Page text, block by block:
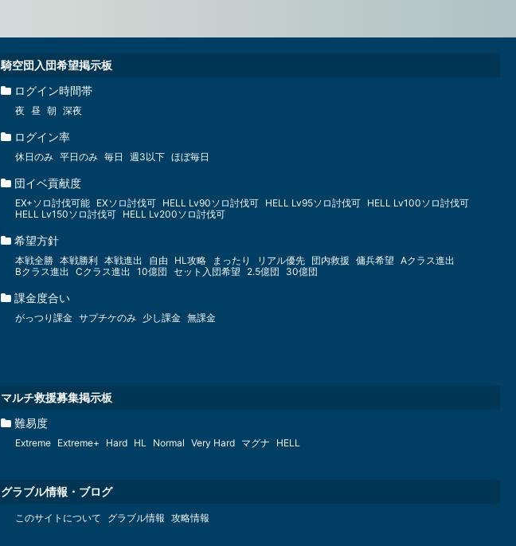
騎空団入団希望掲示板
ログイン時間帯
夜 昼 朝 深夜
ログイン率
休日のみ 平日のみ 毎日 週3以下 ほぼ毎日
団イベ貢献度
EX+ソロ討伐可能 EXソロ討伐可 HELL Lv90ソロ討伐可 HELL Lv95ソロ討伐可 HELL Lv100ソロ討伐可
HELL Lv150ソロ討伐可 HELL Lv200ソロ討伐可
希望方針
本戦全勝 本戦勝利 本戦進出 自由 HL攻略 まったり リアル優先 団内救援 傭兵希望 Aクラス進出
Bクラス進出 Cクラス進出 10億団 セット入団希望 2.5億団 30億団
課金度合い
がっつり課金 サプチケのみ 少し課金 無課金
マルチ救援募集掲示板
難易度
Extreme Extreme+ Hard HL Normal Very Hard マグナ HELL
グラブル情報・ブログ
このサイトについて グラブル情報 攻略情報